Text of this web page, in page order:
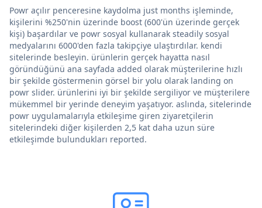
Powr açılır penceresine kaydolma just months işleminde,
kişilerini %250'nin üzerinde boost (600'ün üzerinde gerçek
kişi) başardılar ve powr sosyal kullanarak steadily sosyal
medyalarını 6000'den fazla takipçiye ulaştırdılar. kendi
sitelerinde besleyin. ürünlerin gerçek hayatta nasıl
göründüğünü ana sayfada added olarak müşterilerine hızlı
bir şekilde göstermenin görsel bir yolu olarak landing on
powr slider. ürünlerini iyi bir şekilde sergiliyor ve müşterilere
mükemmel bir yerinde deneyim yaşatıyor. aslında, sitelerinde
powr uygulamalarıyla etkileşime giren ziyaretçilerin
sitelerindeki diğer kişilerden 2,5 kat daha uzun süre
etkileşimde bulundukları reported.